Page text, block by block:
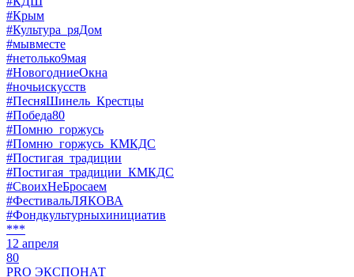
#Крым
#Культура_ряДом
#мывместе
#нетолько9мая
#НовогодниеОкна
#ночьискусств
#ПесняШинель_Крестцы
#Победа80
#Помню_горжусь
#Помню_горжусь_КМКДС
#Постигая_традиции
#Постигая_традиции_КМКДС
#СвоихНеБросаем
#ФестивальЛЯКОВА
#Фондкультурныхинициатив
***
12 апреля
80
PRO ЭКСПОНАТ